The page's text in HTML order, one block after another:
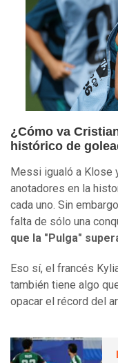
¿Cómo va
histórico de
Messi igualó a Klose
anotadores en la
cada uno. Sin
falta de sólo una
que la "Pulga"
Eso sí, el francés
también tiene algo
opacar el récord del